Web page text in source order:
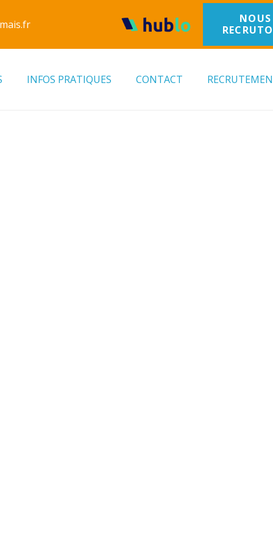
NOUS
INFOS PRATIQUES CONTACT